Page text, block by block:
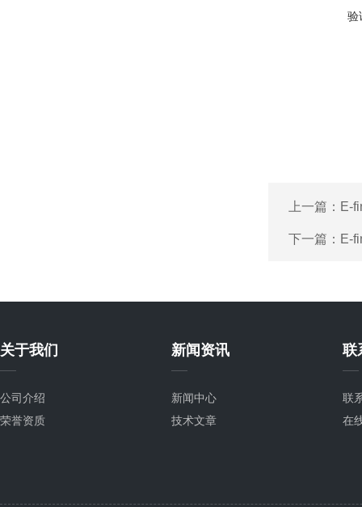
验
上一篇： E-
下一篇： E-
关于我们
公司介绍
荣誉资质
新闻资讯
新闻中心
技术文章
联
联
在